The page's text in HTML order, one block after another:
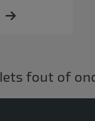
Iets fout of